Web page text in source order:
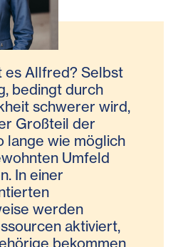
es Allfred? Selbst
bedingt durch
schwerer wird,
Großteil der
lange wie möglich
Umfeld
In einer
werden
aktiviert,
bekommen